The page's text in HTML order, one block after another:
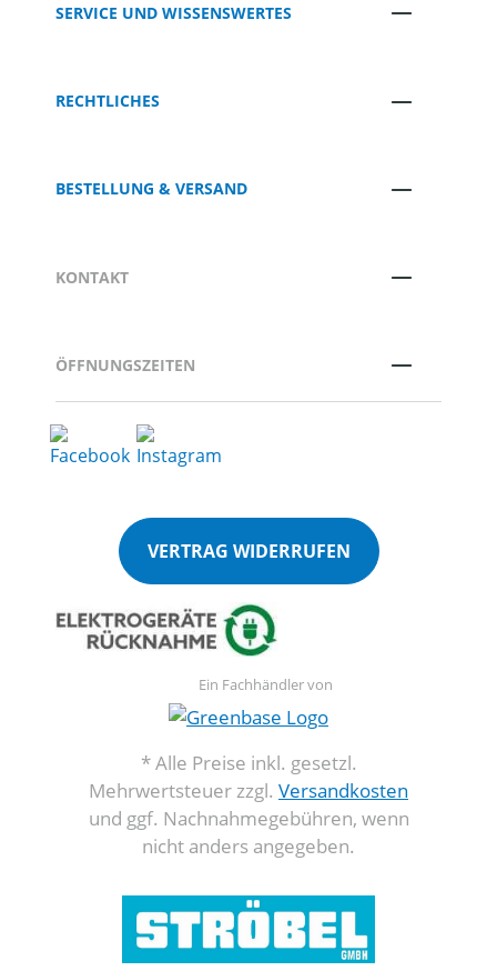
SERVICE UND WISSENSWERTES
RECHTLICHES
BESTELLUNG & VERSAND
KONTAKT
ÖFFNUNGSZEITEN
VERTRAG WIDERRUFEN
Ein Fachhändler von
* Alle Preise inkl. gesetzl.
Mehrwertsteuer zzgl. Versandkosten
und ggf. Nachnahmegebühren, wenn
nicht anders angegeben.